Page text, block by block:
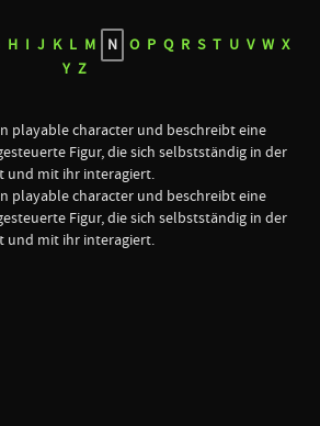
H I J K L M N O P Q R S T U V W X
Y Z
playable character und beschreibt eine
Figur, die sich selbstständig in der
und mit ihr interagiert.
playable character und beschreibt eine
Figur, die sich selbstständig in der
und mit ihr interagiert.